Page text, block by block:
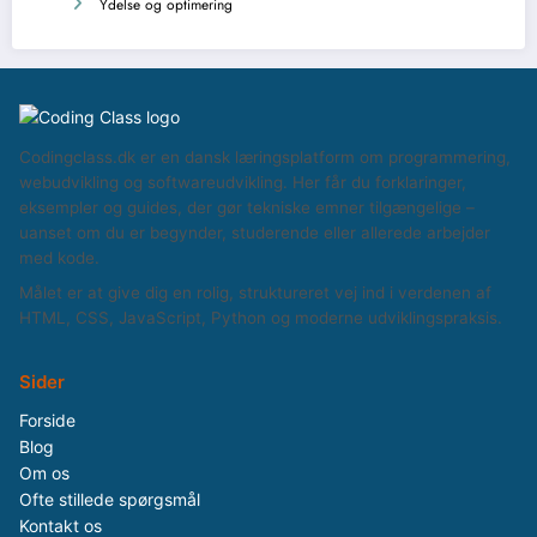
Ydelse og optimering
Codingclass.dk er en dansk læringsplatform om programmering,
webudvikling og softwareudvikling. Her får du forklaringer,
eksempler og guides, der gør tekniske emner tilgængelige –
uanset om du er begynder, studerende eller allerede arbejder
med kode.
Målet er at give dig en rolig, struktureret vej ind i verdenen af
HTML, CSS, JavaScript, Python og moderne udviklingspraksis.
Sider
Forside
Blog
Om os
Ofte stillede spørgsmål
Kontakt os